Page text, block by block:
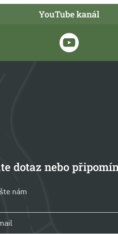
YouTube kanál
dotaz nebo
nám